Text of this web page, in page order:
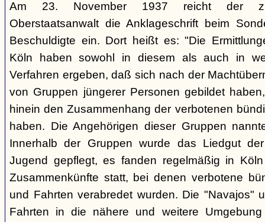
Am 23. November 1937 reicht der
Oberstaatsanwalt die Anklageschrift beim
Beschuldigte ein. Dort heißt es: "Die
Köln haben sowohl in diesem als auch in
Verfahren ergeben, daß sich nach der
von Gruppen jüngerer Personen gebildet
hinein den Zusammenhang der verbotenen
haben. Die Angehörigen dieser Gruppen
Innerhalb der Gruppen wurde das Liedgut
Jugend gepflegt, es fanden regelmäßig in
Zusammenkünfte statt, bei denen verbotene
und Fahrten verabredet wurden. Die "Navajos"
Fahrten in die nähere und weitere